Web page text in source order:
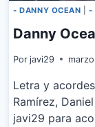
- DANNY OCEAN |-
Danny
Por javi29
Letra y
Ramírez,
javi29 para